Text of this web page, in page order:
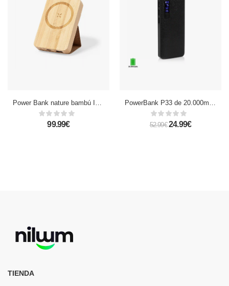
Power Bank nature bambú Inalámbrico 15W. Magnético. 5000 mAh. 1 Salida USB y 1 Tipo C. Entrada Tipo C
99.99€
PowerBank P33 de 20.000mAh con triple USB e indicador de batería
52.99€ 24.99€
TIENDA